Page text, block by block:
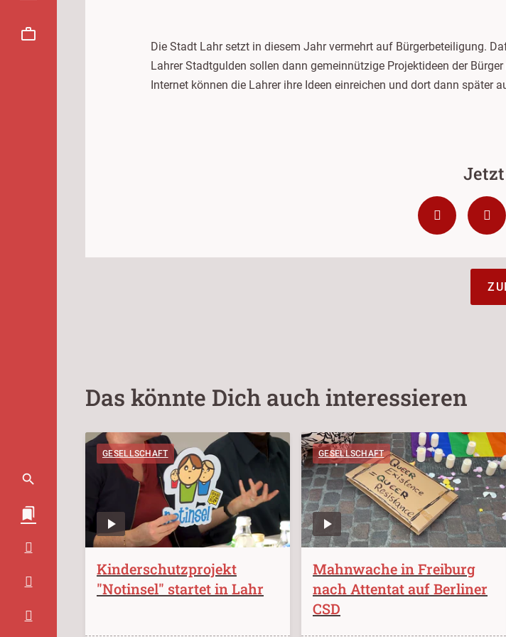
Die Stadt Lahr setzt in diesem Jahr vermehrt auf Bürgerbeteiligung.
Lahrer Stadtgulden sollen dann gemeinnützige Projektideen der
Internet können die Lahrer ihre Ideen einreichen und dort dann später
Das könnte Dich auch interessieren
GESELLSCHAFT
Kinderschutzprojekt
"Notinsel" startet in Lahr
GESELLSCHAFT
Mahnwache in Freiburg
nach Attentat auf Berliner
CSD